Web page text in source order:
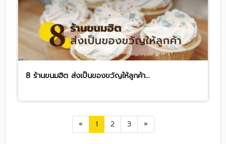
8 ร้านขนมฮิต ส่งเป็นของขวัญให้ลูกค้า...
« 1 2 3 »